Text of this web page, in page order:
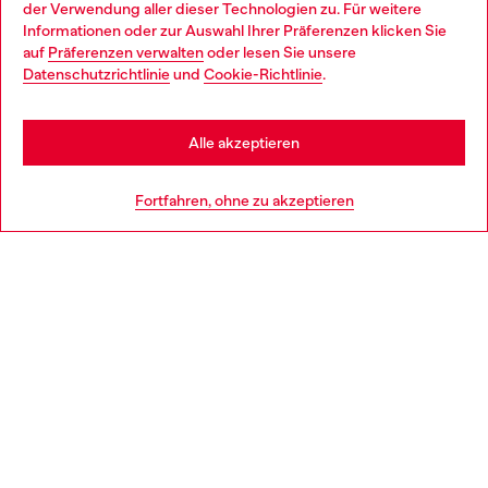
der Verwendung aller dieser Technologien zu. Für weitere
Informationen oder zur Auswahl Ihrer Präferenzen klicken Sie
auf Präferenzen verwaltenoder lesen Sie unsere
Datenschutzrichtlinieund Cookie-Richtlinie.
Fortfahren, ohne zu akzeptieren
Alle akzeptieren
Mehr erfahren
Choose your location
You are currently browsing Deutschland website, but it seems
you may be based in United States